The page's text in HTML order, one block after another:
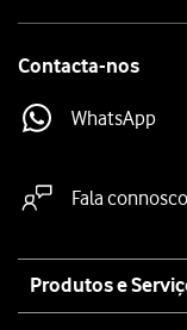
Contacta-nos
WhatsApp
Fala connosco
map
Produtos e